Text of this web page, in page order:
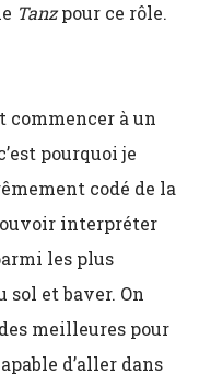
Tanzpour ce rôle.
commencer à un
pourquoi je
codé de la
interpréter
les plus
sol et baver. On
meilleures pour
d’aller dans